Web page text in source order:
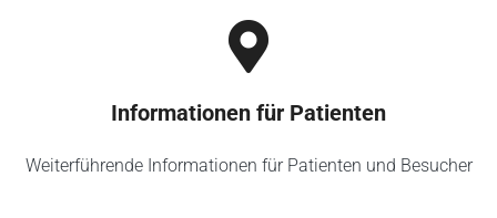
Informationen für Patienten
Weiterführende Informationen für Patienten und Besucher